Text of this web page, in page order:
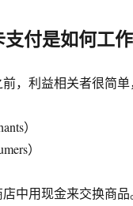
付是如何工
，利益相关者很简单
）
）
中用现金来交换商